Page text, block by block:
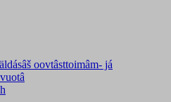
oovtâsttoimâm- já